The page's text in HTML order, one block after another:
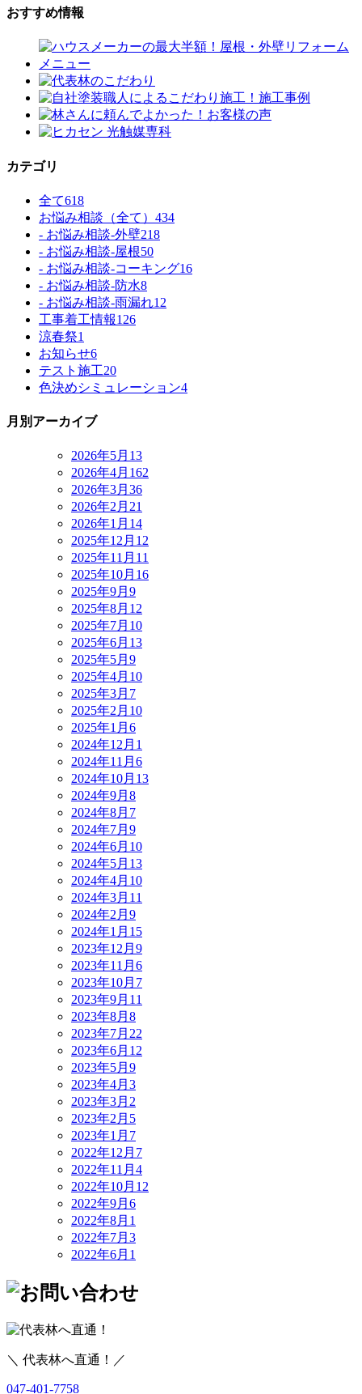
おすすめ情報
カテゴリ
全て618
お悩み相談（全て） 434
- お悩み相談-外壁218
- お悩み相談-屋根50
- お悩み相談-コーキング16
- お悩み相談-防水8
- お悩み相談-雨漏れ12
工事着工情報126
涼春祭1
お知らせ6
テスト施工20
色決めシミュレーション4
月別アーカイブ
2026年5月 13
2026年4月 162
2026年3月 36
2026年2月 21
2026年1月 14
2025年12月 12
2025年11月 11
2025年10月 16
2025年9月 9
2025年8月 12
2025年7月 10
2025年6月 13
2025年5月 9
2025年4月 10
2025年3月 7
2025年2月 10
2025年1月 6
2024年12月 1
2024年11月 6
2024年10月 13
2024年9月 8
2024年8月 7
2024年7月 9
2024年6月 10
2024年5月 13
2024年4月 10
2024年3月 11
2024年2月 9
2024年1月 15
2023年12月 9
2023年11月 6
2023年10月 7
2023年9月 11
2023年8月 8
2023年7月 22
2023年6月 12
2023年5月 9
2023年4月 3
2023年3月 2
2023年2月 5
2023年1月 7
2022年12月 7
2022年11月 4
2022年10月 12
2022年9月 6
2022年8月 1
2022年7月 3
2022年6月 1
＼ 代表林へ直通！／
047-401-7758